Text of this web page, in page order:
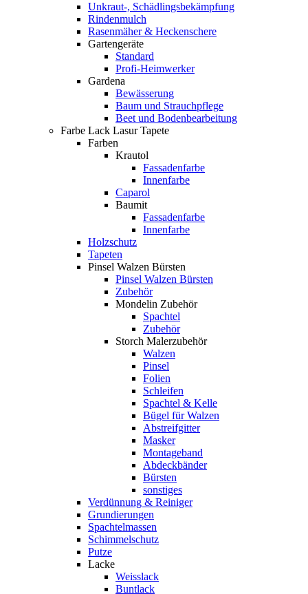
Unkraut-, Schädlingsbekämpfung
Rindenmulch
Rasenmäher & Heckenschere
Gartengeräte
Standard
Profi-Heimwerker
Gardena
Bewässerung
Baum und Strauchpflege
Beet und Bodenbearbeitung
Farbe Lack Lasur Tapete
Farben
Krautol
Fassadenfarbe
Innenfarbe
Caparol
Baumit
Fassadenfarbe
Innenfarbe
Holzschutz
Tapeten
Pinsel Walzen Bürsten
Pinsel Walzen Bürsten
Zubehör
Mondelin Zubehör
Spachtel
Zubehör
Storch Malerzubehör
Walzen
Pinsel
Folien
Schleifen
Spachtel & Kelle
Bügel für Walzen
Abstreifgitter
Masker
Montageband
Abdeckbänder
Bürsten
sonstiges
Verdünnung & Reiniger
Grundierungen
Spachtelmassen
Schimmelschutz
Putze
Lacke
Weisslack
Buntlack